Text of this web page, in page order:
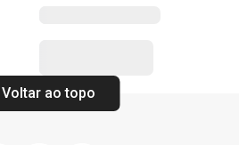
Voltar ao topo